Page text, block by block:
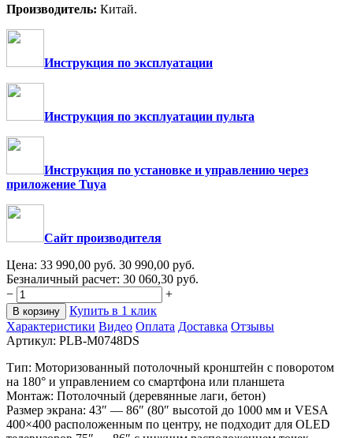
Производитель: Китай.
Инструкция по эксплуатации
Инструкция по эксплуатации пульта
Инструкция по установке и управлению через
приложение Tuya
Сайт производителя
Цена: 33 990,00 руб. 30 990,00 руб.
Безналичный расчет: 30 060,30 руб.
−
+
В корзину
Купить в 1 клик
Характеристики Видео Оплата Доставка Отзывы
Артикул: PLB-M0748DS
Тип: Моторизованный потолочный кронштейн c поворотом
на 180° и управлением со смартфона или планшета
Монтаж: Потолочный (деревянные лаги, бетон)
Размер экрана: 43″ — 86″ (80″ высотой до 1000 мм и VESA
400×400 расположенным по центру, не подходит для OLED